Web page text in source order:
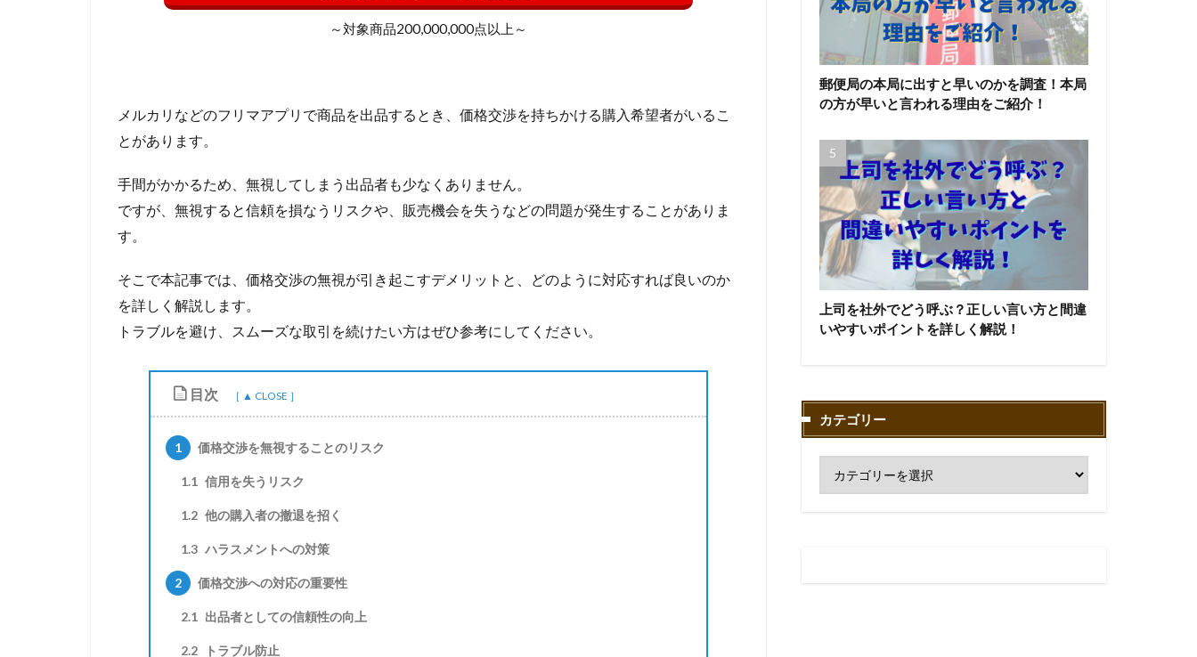
～対象商品200,000,000点以上～
メルカリなどのフリマアプリで商品を出品するとき、価格交渉を持ちかける購入希望者がいるこ
とがあります。
手間がかかるため、無視してしまう出品者も少なくありません。
ですが、無視すると信頼を損なうリスクや、販売機会を失うなどの問題が発生することがありま
す。
そこで本記事では、価格交渉の無視が引き起こすデメリットと、どのように対応すれば良いのか
を詳しく解説します。
トラブルを避け、スムーズな取引を続けたい方はぜひ参考にしてください。
目次
1 価格交渉を無視することのリスク
1.1 信用を失うリスク
1.2 他の購入者の撤退を招く
1.3 ハラスメントへの対策
2 価格交渉への対応の重要性
2.1 出品者としての信頼性の向上
2.2 トラブル防止
郵便局の本局に出すと早いのかを調査！本局
の方が早いと言われる理由をご紹介！
上司を社外でどう呼ぶ？正しい言い方と間違
いやすいポイントを詳しく解説！
カテゴリー